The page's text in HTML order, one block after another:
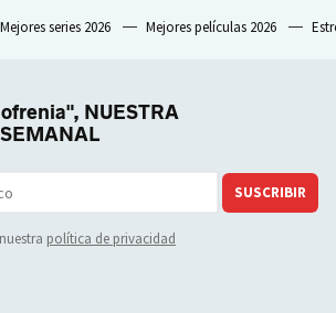
Mejores series 2026 Mejores películas 2026
NUESTRA
SUSCRIBIR
política de privacidad